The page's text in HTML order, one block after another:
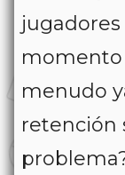
jugadores
momento
menudo
retención